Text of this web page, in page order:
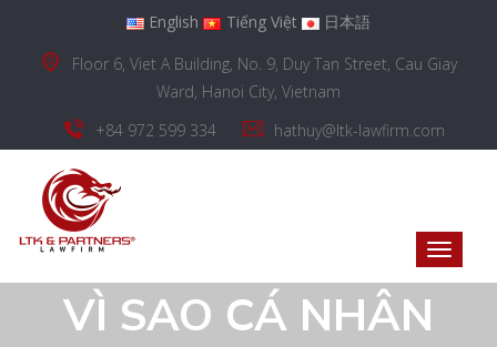
English Tiếng Việt
日本語
Floor 6, Viet A Building, No. 9, Duy Tan Street, Cau Giay
Ward, Hanoi City, Vietnam
+84 972 599 334
hathuy@ltk-lawfirm.com
VÌ SAO CÁ NHÂN